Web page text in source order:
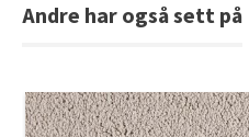
Andre har også sett på